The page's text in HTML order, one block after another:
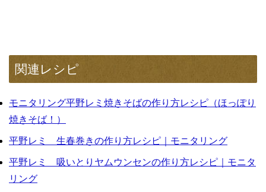
関連レシピ
モニタリング平野レミ焼きそばの作り方レシピ（ほっぽり
焼きそば！）
平野レミ 生春巻きの作り方レシピ｜モニタリング
平野レミ 吸いとりヤムウンセンの作り方レシピ｜モニタ
リング